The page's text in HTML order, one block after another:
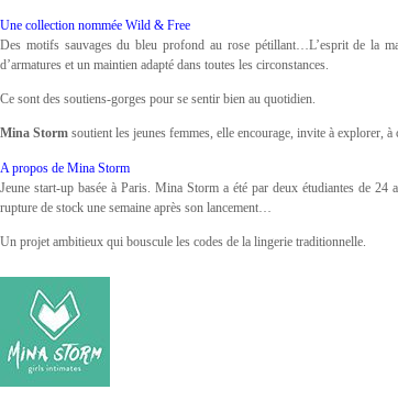
Une collection nommée Wild & Free
Des motifs sauvages du bleu profond au rose pétillant…L’esprit de la
d’armatures et un maintien adapté dans toutes les circonstances.
Ce sont des soutiens-gorges pour se sentir bien au quotidien.
Mina Storm soutient les jeunes femmes, elle encourage, invite à explorer,
A propos de Mina Storm
Jeune start-up basée à Paris. Mina Storm a été par deux étudiantes de
rupture de stock une semaine après son lancement…
Un projet ambitieux qui bouscule les codes de la lingerie traditionnelle.